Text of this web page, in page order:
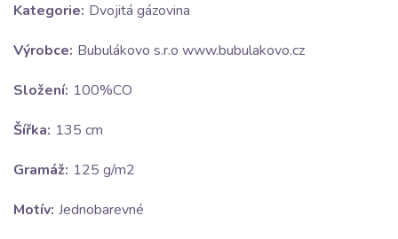
Kategorie: Dvojitá gázovina
Výrobce: Bubulákovo s.r.o www.bubulakovo.cz
Složení: 100%CO
Šířka: 135 cm
Gramáž: 125 g/m2
Motív: Jednobarevné